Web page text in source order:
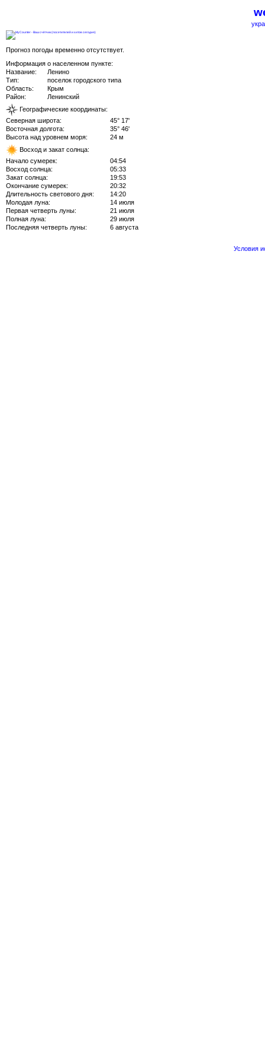
Прогноз погоды временно отсутствует.
Информация о населенном пункте:
Название:
Ленино
Тип:
поселок городского типа
Область:
Крым
Район:
Ленинский
Географические координаты:
Северная широта:
45° 17'
Восточная долгота:
35° 46'
Высота над уровнем моря:
24 м
Восход и закат солнца:
Начало сумерек:
04:54
Восход солнца:
05:33
Закат солнца:
19:53
Окончание сумерек:
20:32
Длительность светового дня:
14:20
Молодая луна:
14 июля
Первая четверть луны:
21 июля
Полная луна:
29 июля
Последняя четверть луны:
6 августа
Условия